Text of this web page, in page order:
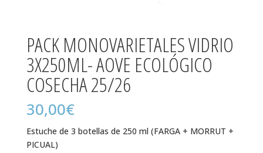
PACK MONOVARIETALES VIDRIO
3X250ML- AOVE ECOLÓGICO
COSECHA 25/26
30,00€
Estuche de 3 botellas de 250 ml (FARGA + MORRUT +
PICUAL)